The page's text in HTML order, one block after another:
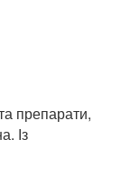
препарати,
Із